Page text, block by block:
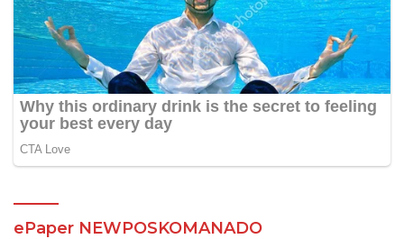
ePaper NEWPOSKOMANADO